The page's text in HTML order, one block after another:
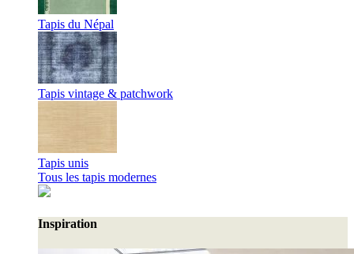
Tapis du Népal
Tapis vintage & patchwork
Tapis unis
Tous les tapis modernes
Inspiration